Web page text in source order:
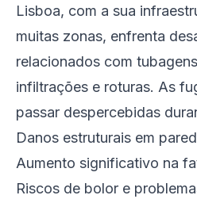
Lisboa, com a sua
muitas zonas, enfrenta
relacionados com
infiltrações e roturas. As
passar despercebidas
Danos estruturais em
Aumento significativo na
Riscos de bolor e